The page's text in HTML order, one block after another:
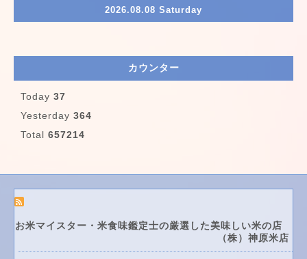
2026.08.08 Saturday
カウンター
Today 37
Yesterday 364
Total 657214
お米マイスター・米食味鑑定士の厳選した美味しい米の店
（株）神原米店